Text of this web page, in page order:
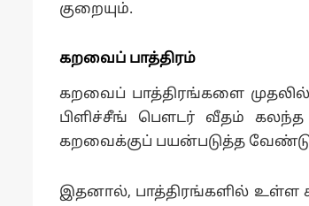
குறையும்.
கறவைப் பாத்திரம்
கறவைப் பாத்திரங்களை முதலில்
பிளிச்சீங் பௌடர் வீதம் கலந்த
கறவைக்குப் பயன்படுத்த
இதனால், பாத்திரங்களில் உள்ள